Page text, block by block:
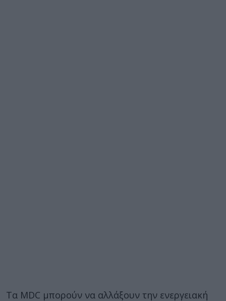
Τα MDC μπορούν να αλλάξουν την ενεργειακή